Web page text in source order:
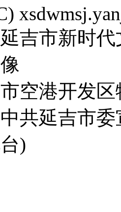
吉市新时
空港开发
共延吉市
)